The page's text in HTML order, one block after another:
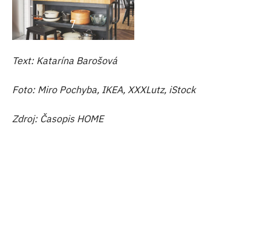
7
Text: Katarína Barošová
Foto: Miro Pochyba, IKEA, XXXLutz, iStock
Zdroj: Časopis HOME